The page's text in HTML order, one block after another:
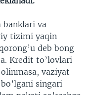
banklari va
tizimi yaqin
deb bong
Kredit to’lovlari
vaziyat
singari